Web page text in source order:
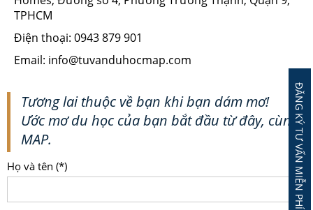
TPHCM
Điện thoại: 0943 879 901
Email: info@tuvanduhocmap.com
Tương lai thuộc về bạn khi bạn dám mơ!
Ước mơ du học của bạn bắt đầu từ đây, cùng
MAP.
Họ và tên (*) ĐĂNG KÝ TƯ VẤN MIỄN PHÍ